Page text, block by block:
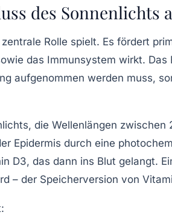
des Sonnenlichts
Rolle spielt. Es fördert
das Immunsystem wirkt. Das
aufgenommen werden muss,
die Wellenlängen
Epidermis durch eine
D3, das dann ins Blut gelangt.
– der Speicherversion von